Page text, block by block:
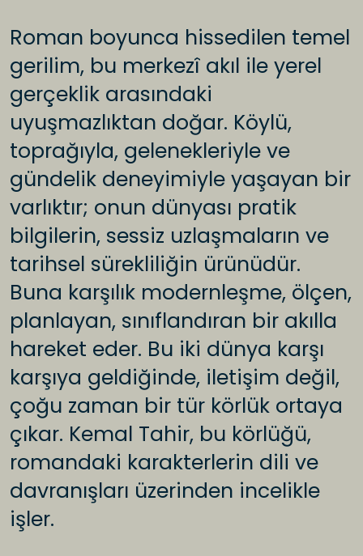
Roman boyunca hissedilen temel
gerilim, bu merkezî akıl ile yerel
gerçeklik arasındaki
uyuşmazlıktan doğar. Köylü,
toprağıyla, gelenekleriyle ve
gündelik deneyimiyle yaşayan bir
varlıktır; onun dünyası pratik
bilgilerin, sessiz uzlaşmaların ve
tarihsel sürekliliğin ürünüdür.
Buna karşılık modernleşme, ölçen,
planlayan, sınıflandıran bir akılla
hareket eder. Bu iki dünya karşı
karşıya geldiğinde, iletişim değil,
çoğu zaman bir tür körlük ortaya
çıkar. Kemal Tahir, bu körlüğü,
romandaki karakterlerin dili ve
davranışları üzerinden incelikle
işler.